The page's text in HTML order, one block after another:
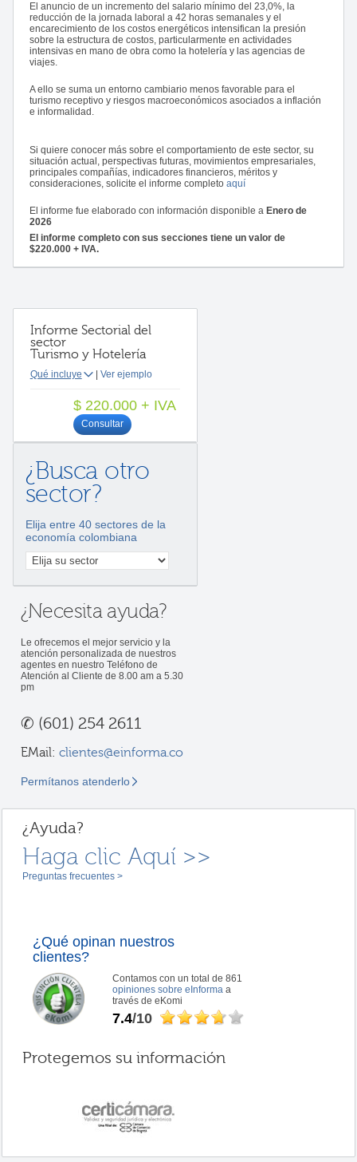
El anuncio de un incremento del salario mínimo del 23,0%, la
reducción de la jornada laboral a 42 horas semanales y el
encarecimiento de los costos energéticos intensifican la presión
sobre la estructura de costos, particularmente en actividades
intensivas en mano de obra como la hotelería y las agencias de
viajes.
A ello se suma un entorno cambiario menos favorable para el
turismo receptivo y riesgos macroeconómicos asociados a inflación
e informalidad.
Si quiere conocer más sobre el comportamiento de este sector, su
situación actual, perspectivas futuras, movimientos empresariales,
principales compañías, indicadores financieros, méritos y
consideraciones, solicite el informe completo aquí
El informe fue elaborado con información disponible a Enero de
2026
El informe completo con sus secciones tiene un valor de
$220.000 + IVA.
Informe Sectorial del
sector
Turismo y Hotelería
Qué incluye | Ver ejemplo
$ 220.000 + IVA
Consultar
¿Busca otro
sector?
Elija entre 40 sectores de la
economía colombiana
¿Necesita ayuda?
Le ofrecemos el mejor servicio y la
atención personalizada de nuestros
agentes en nuestro Teléfono de
Atención al Cliente de 8.00 am a 5.30
pm
✆ (601) 254 2611
EMail: clientes@einforma.co
Permítanos atenderlo
¿Ayuda?
Haga clic Aquí >>
Preguntas frecuentes >
¿Qué opinan nuestros
clientes?
Contamos con un total de 861
opiniones sobre eInforma a
través de eKomi
7.4/10
Protegemos su información